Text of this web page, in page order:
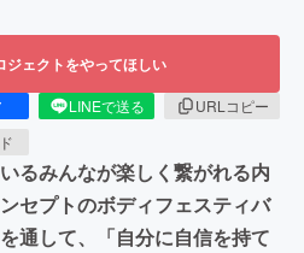
ジェクトをやってほしい
LINEで送る
URLコピー
るみんなが楽しく繋がれる内
セプトのボディフェスティバ
通して、「自分に自信を持て